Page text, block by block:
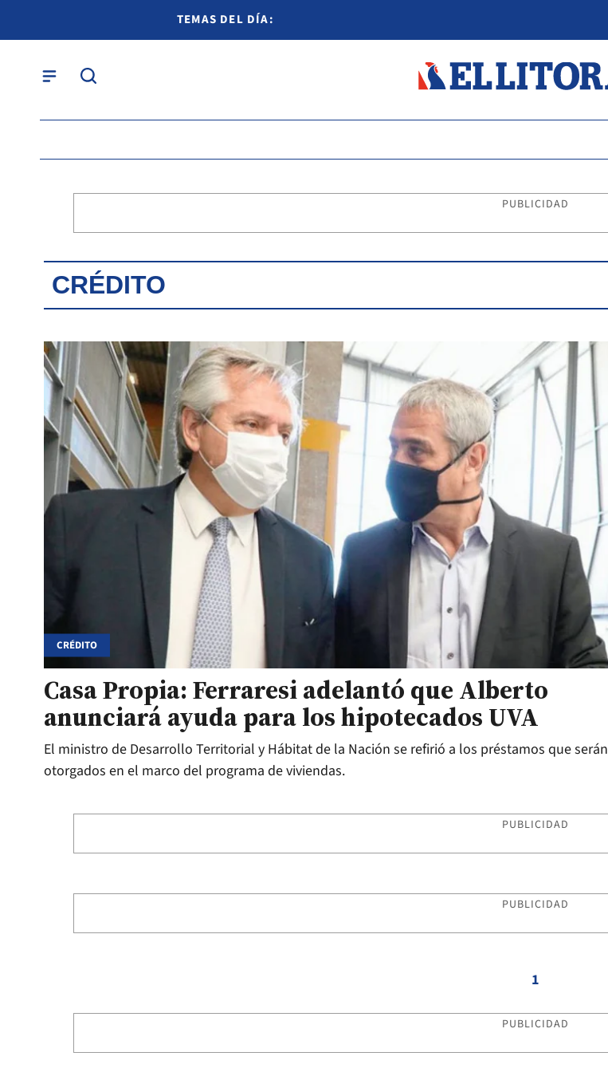
TEMAS DEL DÍA:
PUBLICIDAD
CRÉDITO
CRÉDITO
Casa Propia: Ferraresi adelantó que Alberto
anunciará ayuda para los hipotecados UVA
El ministro de Desarrollo Territorial y Hábitat de la Nación se refirió a los préstamos que serán
otorgados en el marco del programa de viviendas.
PUBLICIDAD
PUBLICIDAD
1
PUBLICIDAD